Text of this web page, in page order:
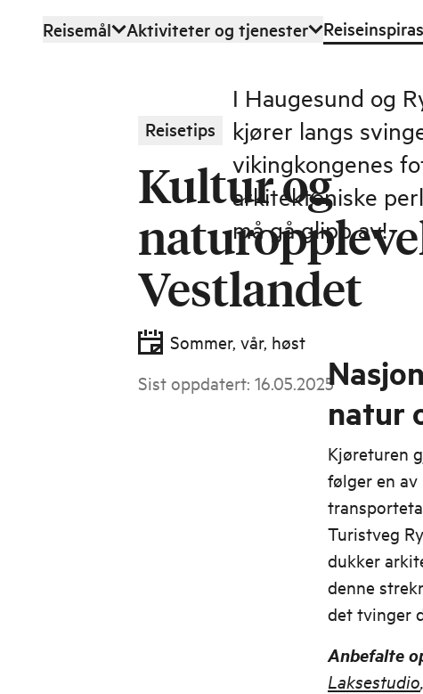
Hopp til hovedinnhold
Reisemål Aktiviteter og tjenester
Reisetips
Kultur og
Vestlandet
Sommer, vår, høst
Sist oppdatert: 16.05.2025
I Haugesund og
kjører langs
vikingkongenes
arkitektoniske
må gå glipp av!
natur
Kjøreturen
følger en av
Turistveg
dukker
denne
det tvinger
Anbefalte
Laksestudio,